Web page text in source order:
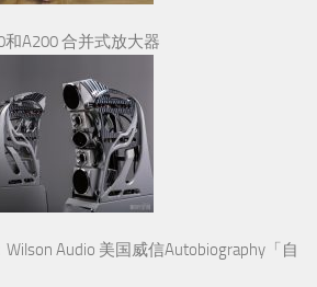
A200 合并式放大器
Audio 美国威信Autobiography「自